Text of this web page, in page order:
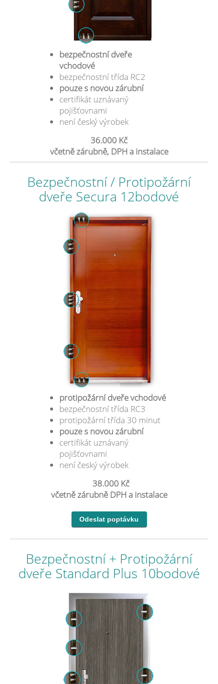
bezpečnostní dveře
vchodové
bezpečnostní třída RC2
pouze s novou zárubní
certifikát uznávaný
pojišťovnami
není český výrobek
36.000 Kč
včetně zárubně, DPH a instalace
Bezpečnostní / Protipožární
dveře Secura 12bodové
protipožární dveře vchodové
bezpečnostní třída RC3
protipožární třída 30 minut
pouze s novou zárubní
certifikát uznávaný
pojišťovnami
není český výrobek
38.000 Kč
včetně zárubně DPH a instalace
Bezpečnostní + Protipožární
dveře Standard Plus 10bodové